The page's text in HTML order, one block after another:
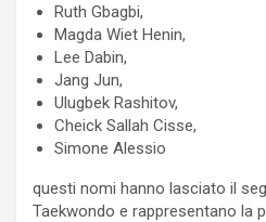
Ruth Gbagbi,
Magda Wiet Henin,
Lee Dabin,
Jang Jun,
Ulugbek Rashitov,
Cheick Sallah Cisse,
Simone Alessio
questi nomi hanno lasciato il
Taekwondo e rappresentano la